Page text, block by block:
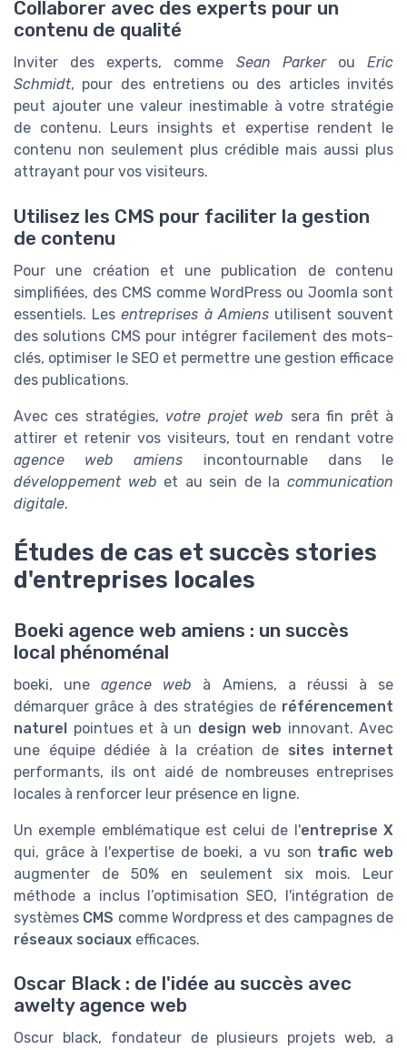
Collaborer avec des experts pour un
contenu de qualité
Inviter des experts, comme Sean ParkerouEric
Schmidt, pour des entretiens ou des articles invités
peut ajouter une valeur inestimable à votre stratégie
de contenu. Leurs insights et expertise rendent le
contenu non seulement plus crédible mais aussi plus
attrayant pour vos visiteurs.
Utilisez les CMS pour faciliter la gestion
de contenu
Pour une création et une publication de contenu
simplifiées, des CMS comme WordPress ou Joomla sont
essentiels. Lesentreprises à Amiensutilisent souvent
des solutions CMS pour intégrer facilement des mots-
clés, optimiser le SEO et permettre une gestion efficace
des publications.
Avec ces stratégies, votre projet web sera fin prêt à
attirer et retenir vos visiteurs, tout en rendant votre
agence web amiens incontournable dans le
développement web et au sein de lacommunication
digitale.
Études de cas et succès stories
d'entreprises locales
Boeki agence web amiens : un succès
local phénoménal
boeki, uneagence web à Amiens, a réussi à se
démarquer grâce à des stratégies de référencement
naturel pointues et à un design web innovant. Avec
une équipe dédiée à la création de sites internet
performants, ils ont aidé de nombreuses entreprises
locales à renforcer leur présence en ligne.
Un exemple emblématique est celui de l'entreprise X
qui, grâce à l'expertise de boeki, a vu son trafic web
augmenter de 50% en seulement six mois. Leur
méthode a inclus l’optimisation SEO, l'intégration de
systèmes CMS comme Wordpress et des campagnes de
réseaux sociaux efficaces.
Oscar Black : de l'idée au succès avec
awelty agence web
Oscur black, fondateur de plusieurs projets web, a